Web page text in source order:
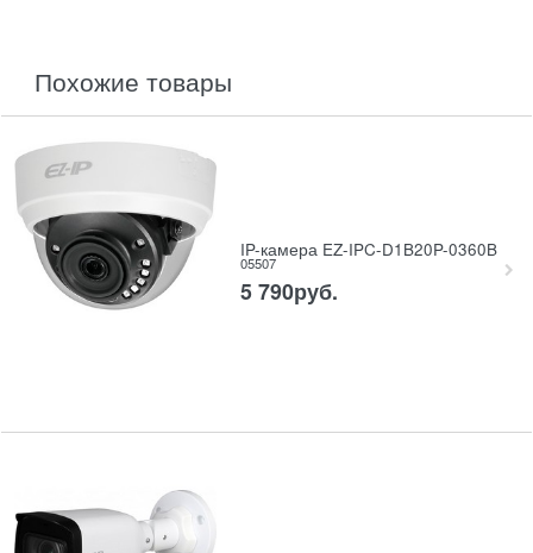
похожие товары
IP-камера EZ-IPC-D1B20P-0360B
05507
5 790руб.